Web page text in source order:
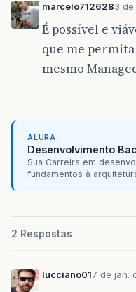
marcelo7126283 de
É possível e
que me
mesmo
ALURA
Desenvolvimento
Sua Carreira em
fundamentos à
2 Respostas
lucciano017 de jan.